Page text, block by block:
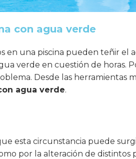
con agua verde
en una piscina pueden teñir el
verde en cuestión de horas.
Desde las herramientas
agua verde.
esta circunstancia puede
por la alteración de distintos